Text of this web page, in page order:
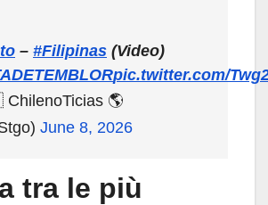
– #Filipinas (Video)
pic.twitter.com/
🌎
June 8, 2026
tra le più